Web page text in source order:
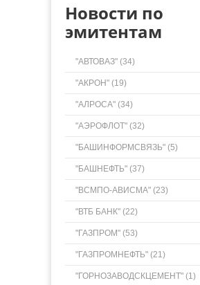
Новости по
эмитентам
"АВТОВАЗ" (34)
"АКРОН" (19)
"АЛРОСА" (34)
"АЭРОФЛОТ" (32)
"БАШИНФОРМСВЯЗЬ" (5)
"БАШНЕФТЬ" (37)
"ВСМПО-АВИСМА" (23)
"ВТБ БАНК" (22)
"ГАЗПРОМ" (53)
"ГАЗПРОМНЕФТЬ" (21)
"ГОРНОЗАВОДСКЦЕМЕНТ" (1)